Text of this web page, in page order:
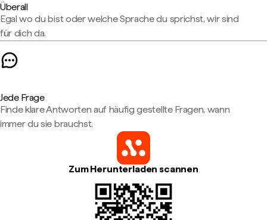
Überall
Egal wo du bist oder welche Sprache du sprichst, wir sind
für dich da.
Jede Frage
Finde klare Antworten auf häufig gestellte Fragen, wann
immer du sie brauchst.
Zum Herunterladen scannen